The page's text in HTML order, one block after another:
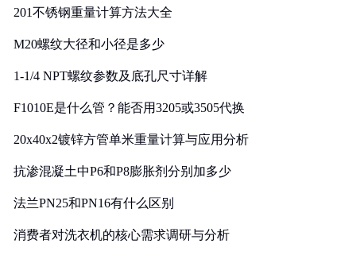
201不锈钢重量计算方法大全
M20螺纹大径和小径是多少
1-1/4 NPT螺纹参数及底孔尺寸详解
F1010E是什么管？能否用3205或3505代换
20x40x2镀锌方管单米重量计算与应用分析
抗渗混凝土中P6和P8膨胀剂分别加多少
法兰PN25和PN16有什么区别
消费者对洗衣机的核心需求调研与分析